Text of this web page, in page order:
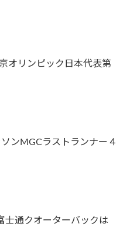
オリンピック日本代表第
ンMGCラストランナー４
士通クオーターバックは